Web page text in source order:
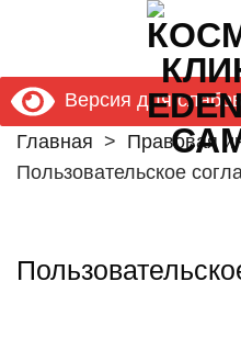
content
Версия для
Главная > Правовая
Пользовательское